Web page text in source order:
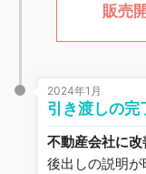
販売
2024年1月
引き渡しの完
不動産会社に
後出しの説明